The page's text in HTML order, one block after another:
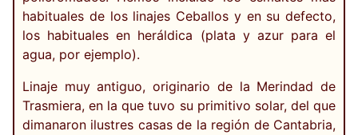
habituales de los linajes Ceballos y en su defecto,
los habituales en heráldica (plata y azur para el
agua, por ejemplo).
Linaje muy antiguo, originario de la Merindad de
Trasmiera, en la que tuvo su primitivo solar, del que
dimanaron ilustres casas de la región de Cantabria,